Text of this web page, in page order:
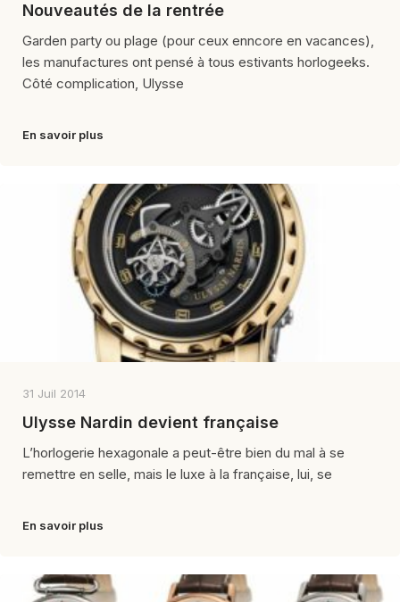
Nouveautés de la rentrée
Garden party ou plage (pour ceux enncore en vacances),
les manufactures ont pensé à tous estivants horlogeeks.
Côté complication, Ulysse
En savoir plus
31 Juil 2014
Ulysse Nardin devient française
L’horlogerie hexagonale a peut-être bien du mal à se
remettre en selle, mais le luxe à la française, lui, se
En savoir plus